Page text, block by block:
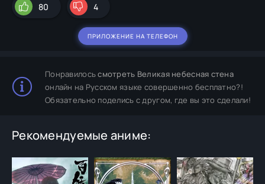
80 4
ПРИЛОЖЕНИЕ НА ТЕЛЕФОН
Понравилосьсмотреть Великая небесная стена
онлайн на Русском языке совершенно бесплатно?!
Обязательно поделись с другом, где вы это сделали!
Рекомендуемые аниме: